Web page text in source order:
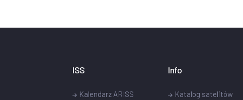
ISS
Kalendarz ARISS
Info
Katalog satelitów